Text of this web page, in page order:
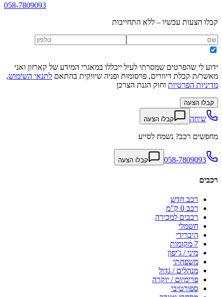
058-7809093
קבלו הצעות עכשיו – ללא התחייבות
ידוע לי שהפרטים שמסרתי לעיל ייכללו במאגרי המידע של קארזון ואני
מאשר/ת קבלת דיוורים, פרסומות ופניה שיווקית בהתאם לתנאי השימוש,
מדיניות הפרטיות וחוק הגנת הצרכן
קבלו הצעה
שיחה קבלו הצעה
מחפשים רכב? נשמח לסייע
058-7809093 קבלו הצעה
רכבים
רכב חדש
רכב 0 ק"מ
רכבים למכירה
חשמלי
היברידי
7 מקומות
מיני / ג'יפון
משפחתי
מנהלים / גדול
פרימיום / יוקרה
ספורטיבי